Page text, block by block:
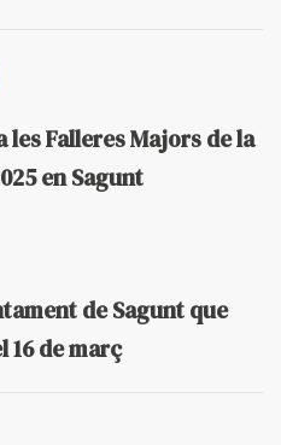
les Falleres Majors de la
en Sagunt
de Sagunt que
16 de març